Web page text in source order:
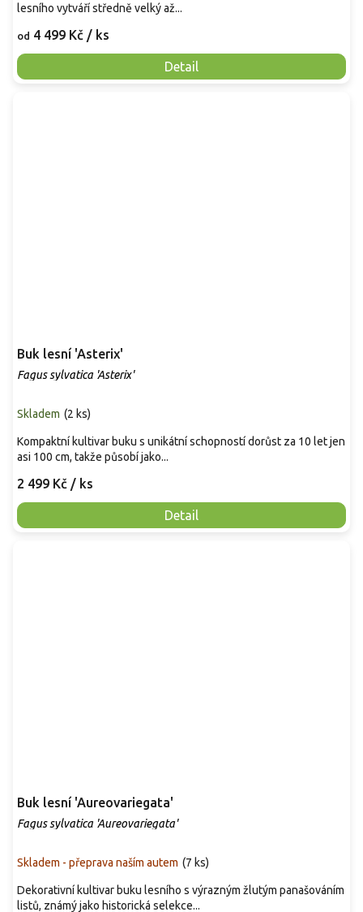
od 4 499 Kč / ks
Detail
lesního vytváří středně velký až...
Buk lesní 'Asterix'
Fagus sylvatica 'Asterix'
Skladem (2 ks)
2 499 Kč / ks
Detail
Kompaktní kultivar buku s unikátní schopností dorůst za 10 let jen
asi 100 cm, takže působí jako...
Buk lesní 'Aureovariegata'
Fagus sylvatica 'Aureovariegata'
Skladem - přeprava naším autem (7 ks)
Dekorativní kultivar buku lesního s výrazným žlutým panašováním
listů, známý jako historická selekce...